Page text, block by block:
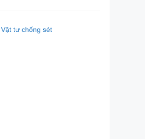
,Vật tư chống sét